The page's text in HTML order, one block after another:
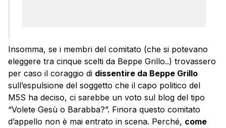
Insomma, se i membri del comitato (che si potevano
eleggere tra cinque scelti da Beppe Grillo..) trovassero
per caso il coraggio di dissentire da Beppe Grillo
sull’espulsione del soggetto che il capo politico del
M5S ha deciso, ci sarebbe un voto sul blog del tipo
“Volete Gesù o Barabba?”. Finora questo comitato
d’appello non è mai entrato in scena. Perché, come